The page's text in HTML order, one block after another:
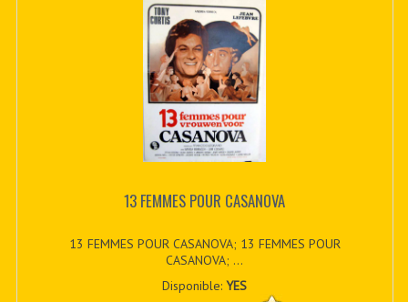
13 FEMMES POUR CASANOVA
13 FEMMES POUR CASANOVA; 13 FEMMES POUR
CASANOVA; ...
Disponible:YES